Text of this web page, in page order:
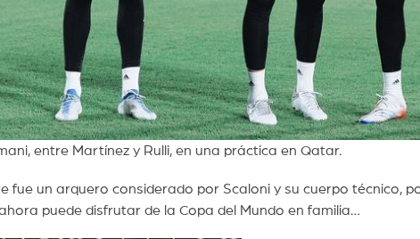
entre Martínez y Rulli, en una práctica en Qatar.
fue un arquero considerado por Scaloni y su cuerpo técnico,
puede disfrutar de la Copa del Mundo en familia…